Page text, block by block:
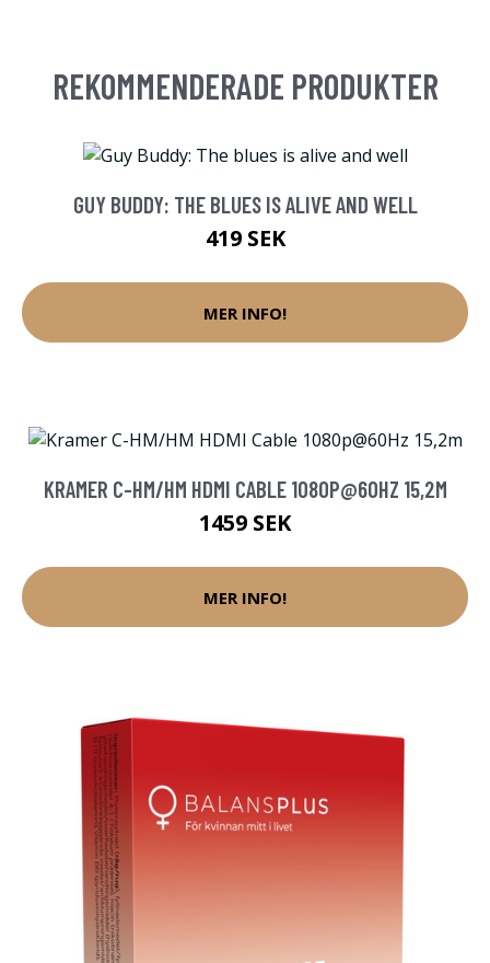
REKOMMENDERADE PRODUKTER
GUY BUDDY: THE BLUES IS ALIVE AND WELL
419 SEK
MER INFO!
KRAMER C-HM/HM HDMI CABLE 1080P@60HZ 15,2M
1459 SEK
MER INFO!